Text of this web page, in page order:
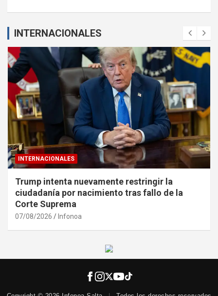
INTERNACIONALES
INTERNACIONALES
Trump intenta nuevamente restringir la
ciudadanía por nacimiento tras fallo de la
Corte Suprema
07/08/2026 Infonoa